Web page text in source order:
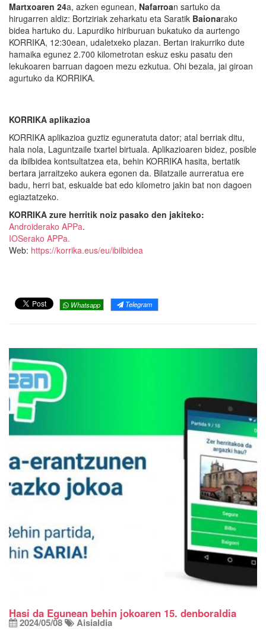
Martxoaren 24a, azken egunean, Nafarroan sartuko da
hirugarren aldiz: Bortziriak zeharkatu eta Saratik Baionarako
bidea hartuko du. Lapurdiko hiriburuan bukatuko da aurtengo
KORRIKA, 12:30ean, udaletxeko plazan. Bertan irakurriko dute
hamaika egunez 2.700 kilometrotan eskuz esku pasatu den
lekukoaren barruan dagoen mezu ezkutua. Ohi bezala, jai giroan
agurtuko da KORRIKA.
KORRIKA aplikazioa
KORRIKA aplikazioa guztiz eguneratuta dator; atal berriak ditu,
hala nola, Laguntzaile txartel birtuala. Aplikazioaren bidez, posible
da ibilbidea kontsultatzea eta, behin KORRIKA hasita, bertatik
bertara jarraitzeko aukera egonen da. Bilatzaile aurreratua ere
badu, herri bat, eskualde bat edo kilometro jakin bat non dagoen
egiaztatzeko.
KORRIKA zure herritik noiz pasako den jakiteko:
Androiderako APPa.
IOSerako APPa.
Web: https://korrika.eus/eu/ibilbidea
Whatsapp Telegram
Hasi da Egunean behin jokoaren 15. denboraldia
2024/05/08 Aisialdia